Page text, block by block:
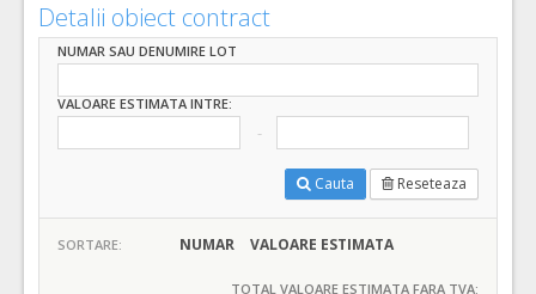
Detalii obiect contract
NUMAR SAU DENUMIRE LOT
VALOARE ESTIMATA INTRE:
Cauta Reseteaza
SORTARE: NUMAR VALOARE ESTIMATA
TOTAL VALOARE ESTIMATA FARA TVA: